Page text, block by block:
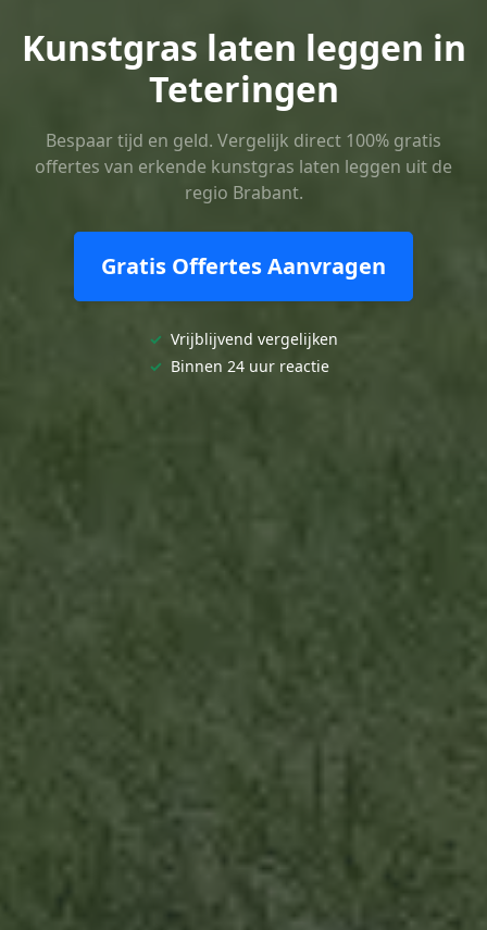
Kunstgras laten leggen in
Teteringen
Bespaar tijd en geld. Vergelijk direct 100% gratis
offertes van erkende kunstgras laten leggen uit de
regio Brabant.
Gratis Offertes Aanvragen
✓ Vrijblijvend vergelijken
✓ Binnen 24 uur reactie